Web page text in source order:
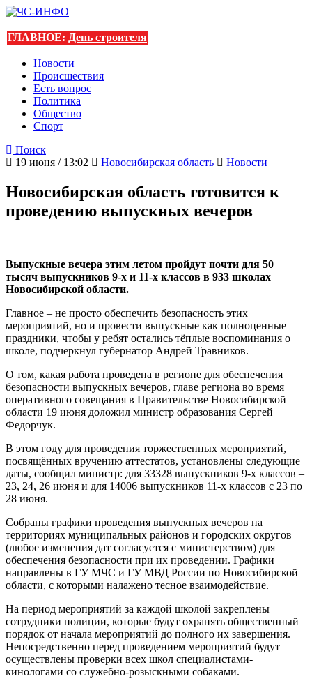
ГЛАВНОЕ: День строителя
Новости
Происшествия
Есть вопрос
Политика
Общество
Спорт
Поиск
19 июня / 13:02
Новосибирская область Новости
Новосибирская область готовится к
проведению выпускных вечеров
Выпускные вечера этим летом пройдут почти для 50
тысяч выпускников 9-х и 11-х классов в 933 школах
Новосибирской области.
Главное – не просто обеспечить безопасность этих
мероприятий, но и провести выпускные как полноценные
праздники, чтобы у ребят остались тёплые воспоминания о
школе, подчеркнул губернатор Андрей Травников.
О том, какая работа проведена в регионе для обеспечения
безопасности выпускных вечеров, главе региона во время
оперативного совещания в Правительстве Новосибирской
области 19 июня доложил министр образования Сергей
Федорчук.
В этом году для проведения торжественных мероприятий,
посвящённых вручению аттестатов, установлены следующие
даты, сообщил министр: для 33328 выпускников 9-х классов –
23, 24, 26 июня и для 14006 выпускников 11-х классов с 23 по
28 июня.
Собраны графики проведения выпускных вечеров на
территориях муниципальных районов и городских округов
(любое изменения дат согласуется с министерством) для
обеспечения безопасности при их проведении. Графики
направлены в ГУ МЧС и ГУ МВД России по Новосибирской
области, с которыми налажено тесное взаимодействие.
На период мероприятий за каждой школой закреплены
сотрудники полиции, которые будут охранять общественный
порядок от начала мероприятий до полного их завершения.
Непосредственно перед проведением мероприятий будут
осуществлены проверки всех школ специалистами-
кинологами со служебно-розыскными собаками.